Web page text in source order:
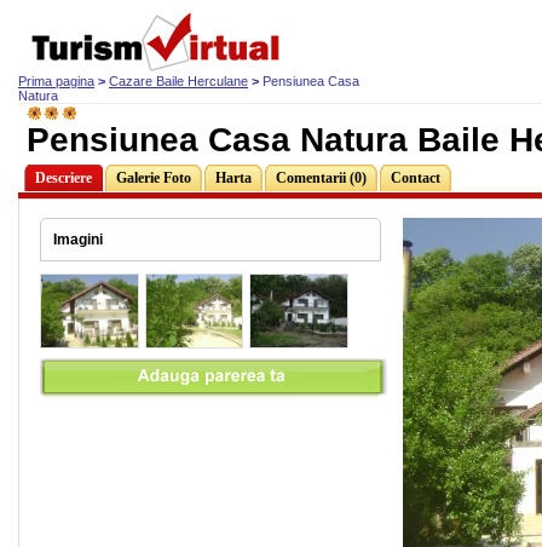
Prima pagina > Cazare Baile Herculane > Pensiunea Casa
Natura
Pensiunea Casa Natura Baile
Descriere Galerie Foto Harta Comentarii (0) Contact
Imagini